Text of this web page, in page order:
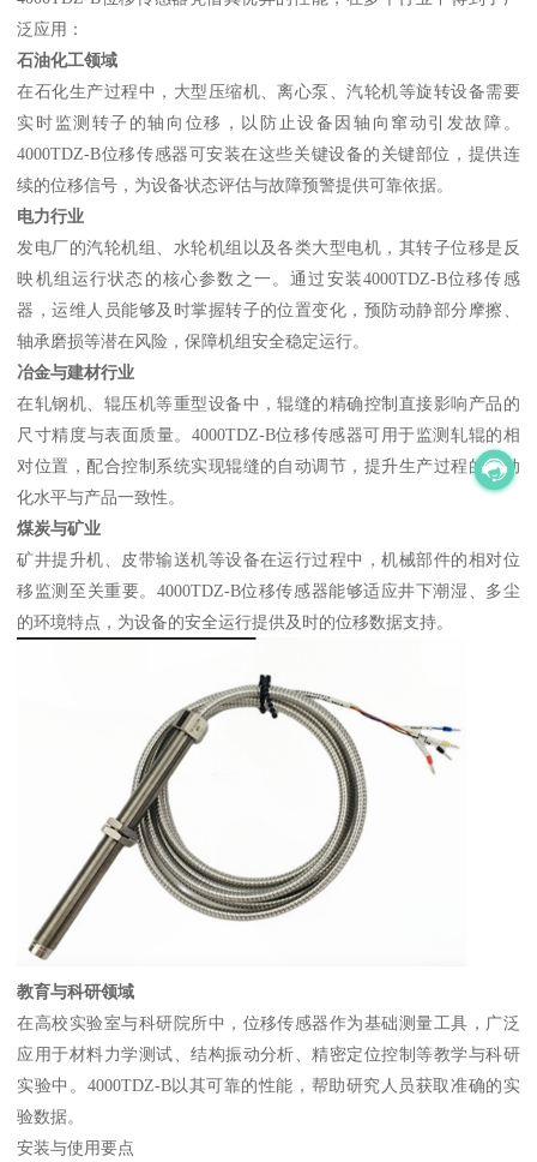
泛应用：
石油化工领域
在石化生产过程中，大型压缩机、离心泵、汽轮机等旋转设备需要
实时监测转子的轴向位移，以防止设备因轴向窜动引发故障。
4000TDZ-B位移传感器可安装在这些关键设备的关键部位，提供连
续的位移信号，为设备状态评估与故障预警提供可靠依据。
电力行业
发电厂的汽轮机组、水轮机组以及各类大型电机，其转子位移是反
映机组运行状态的核心参数之一。通过安装4000TDZ-B位移传感
器，运维人员能够及时掌握转子的位置变化，预防动静部分摩擦、
轴承磨损等潜在风险，保障机组安全稳定运行。
冶金与建材行业
在轧钢机、辊压机等重型设备中，辊缝的精确控制直接影响产品的
尺寸精度与表面质量。4000TDZ-B位移传感器可用于监测轧辊的相
对位置，配合控制系统实现辊缝的自动调节，提升生产过程的自动
化水平与产品一致性。
煤炭与矿业
矿井提升机、皮带输送机等设备在运行过程中，机械部件的相对位
移监测至关重要。4000TDZ-B位移传感器能够适应井下潮湿、多尘
的环境特点，为设备的安全运行提供及时的位移数据支持。
教育与科研领域
在高校实验室与科研院所中，位移传感器作为基础测量工具，广泛
应用于材料力学测试、结构振动分析、精密定位控制等教学与科研
实验中。4000TDZ-B以其可靠的性能，帮助研究人员获取准确的实
验数据。
安装与使用要点